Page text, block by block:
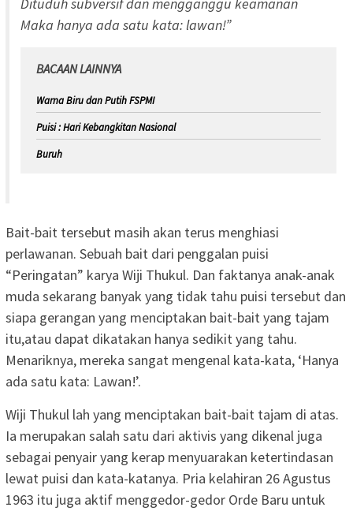
Dituduh subversif dan mengganggu keamanan
Maka hanya ada satu kata: lawan!”
BACAAN LAINNYA
Warna Biru dan Putih FSPMI
Puisi : Hari Kebangkitan Nasional
Buruh
Bait-bait tersebut masih akan terus menghiasi
perlawanan. Sebuah bait dari penggalan puisi
“Peringatan” karya Wiji Thukul. Dan faktanya anak-anak
muda sekarang banyak yang tidak tahu puisi tersebut dan
siapa gerangan yang menciptakan bait-bait yang tajam
itu,atau dapat dikatakan hanya sedikit yang tahu.
Menariknya, mereka sangat mengenal kata-kata, ‘Hanya
ada satu kata: Lawan!’.
Wiji Thukul lah yang menciptakan bait-bait tajam di atas.
Ia merupakan salah satu dari aktivis yang dikenal juga
sebagai penyair yang kerap menyuarakan ketertindasan
lewat puisi dan kata-katanya. Pria kelahiran 26 Agustus
1963 itu juga aktif menggedor-gedor Orde Baru untuk